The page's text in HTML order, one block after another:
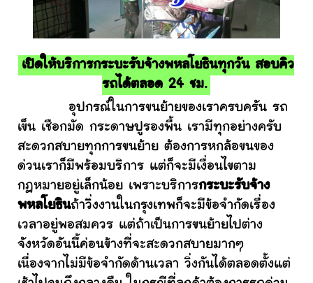
เปิดให้บริการกระบะรับจ้างพหลโยธินทุกวัน สอบคิว
รถได้ตลอด 24 ชม.
อุปกรณ์ในการขนย้ายของเราครบครัน รถ
เข็น เชือกมัด กระดาษปูรองพื้น เรามีทุกอย่างครับ
สะดวกสบายทุกการขนย้าย ต้องการหกล้อขนของ
ด่วนเราก็มีพร้อมบริการ แต่ก็จะมีเงื่อนไขตาม
กฎหมายอยู่เล็กน้อย เพราะบริการกระบะรับจ้าง
พหลโยธินถ้าวิ่งงานในกรุงเทพก็จะมีข้อจำกัดเรื่อง
เวลาอยู่พอสมควร แต่ถ้าเป็นการขนย้ายไปต่าง
จังหวัดอันนี้ค่อนข้างที่จะสะดวกสบายมากๆ
เนื่องจากไม่มีข้อจำกัดด้านเวลา วิ่งกันได้ตลอดตั้งแต่